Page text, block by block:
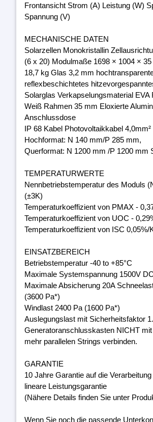
Frontansicht Strom (A) Leistung (W)
Spannung (V)
MECHANISCHE DATEN
Solarzellen Monokristallin
(6 x 20) Modulmaße 1698 × 1004 ×
18,7 kg Glas 3,2 mm
reflexbeschichtetes
Solarglas Verkapselungsmaterial EVA
Weiß Rahmen 35 mm Eloxierte
Anschlussdose
IP 68 Kabel Photovoltaikkabel 4,0mm²
Hochformat: N 140 mm/P 285 mm,
Querformat: N 1200 mm /P 1200 mm
TEMPERATURWERTE
Nennbetriebstemperatur des Moduls
(±3K)
Temperaturkoeffizient von PMAX -
Temperaturkoeffizient von UOC -
Temperaturkoeffizient von ISC 0,05%/
EINSATZBEREICH
Betriebstemperatur -40 to +85°C
Maximale Systemspannung 1500V
Maximale Absicherung 20A
(3600 Pa*)
Windlast 2400 Pa (1600 Pa*)
Auslegungslast mit Sicherheitsfaktor
Generatoranschlusskasten NICHT
mehr parallelen Strings verbinden.
GARANTIE
10 Jahre Garantie auf die
lineare Leistungsgarantie
(Nähere Details finden Sie unter
Wenn Sie noch die passende